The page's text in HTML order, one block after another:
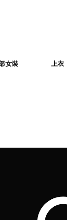
女裝 上衣